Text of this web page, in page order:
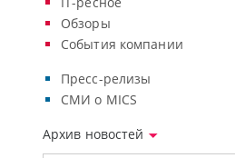
Обзоры
События компании
Пресс-релизы
СМИ о MICS
Архив новостей